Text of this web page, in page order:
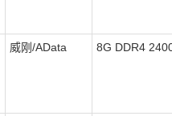
威刚/AData 8G DDR4